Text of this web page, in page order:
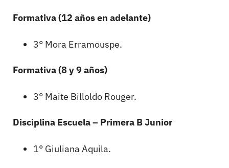
Formativa (12 años en adelante)
3° Mora Erramouspe.
Formativa (8 y 9 años)
3° Maite Billoldo Rouger.
Disciplina Escuela – Primera B Junior
1° Giuliana Aquila.